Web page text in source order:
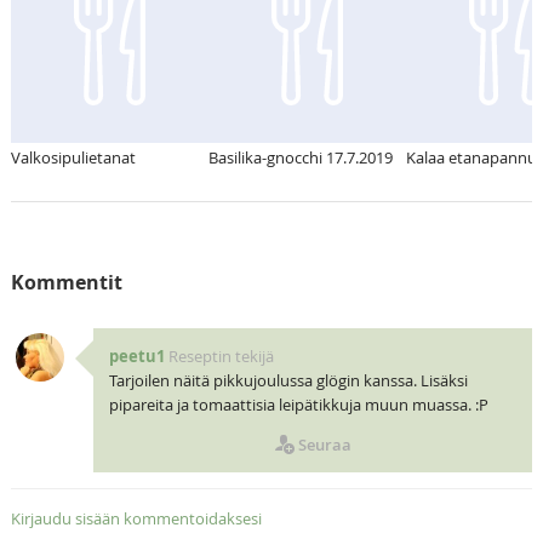
Valkosipulietanat Basilika-gnocchi 17.7.2019 Kalaa
Kommentit
peetu1 Reseptin tekijä
Tarjoilen näitä pikkujoulussa glögin kanssa. Lisäksi
pipareita ja tomaattisia leipätikkuja muun muassa. :P
Seuraa
Kirjaudu sisään kommentoidaksesi